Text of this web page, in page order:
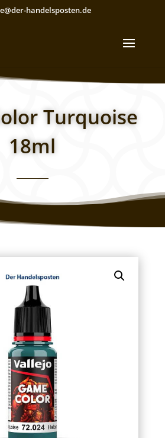
handelsposten.de
Turquoise
18ml